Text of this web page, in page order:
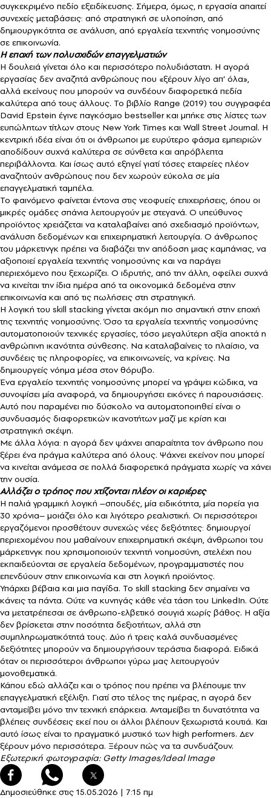
συγκεκριμένο πεδίο εξειδίκευσης. Σήμερα, όμως, η εργασία απαιτεί
συνεχείς μεταβάσεις: από στρατηγική σε υλοποίηση, από
δημιουργικότητα σε ανάλυση, από εργαλεία τεχνητής νοημοσύνης
σε επικοινωνία.
Η εποχή των πολυσχιδών επαγγελματιών
Η δουλειά γίνεται όλο και περισσότερο πολυδιάστατη. Η αγορά
εργασίας δεν αναζητά ανθρώπους που «ξέρουν λίγο απ’ όλα»,
αλλά εκείνους που μπορούν να συνδέουν διαφορετικά πεδία
καλύτερα από τους άλλους. Το βιβλίο Range (2019) του συγγραφέα
David Epstein έγινε παγκόσμιο bestseller και μπήκε στις λίστες των
ευπώλητων τίτλων στους New York Times και Wall Street Journal. Η
κεντρική ιδέα είναι ότι οι άνθρωποι με ευρύτερο φάσμα εμπειριών
αποδίδουν συχνά καλύτερα σε σύνθετα και απρόβλεπτα
περιβάλλοντα. Και ίσως αυτό εξηγεί γιατί τόσες εταιρείες πλέον
αναζητούν ανθρώπους που δεν χωρούν εύκολα σε μία
επαγγελματική ταμπέλα.
Το φαινόμενο φαίνεται έντονα στις νεοφυείς επιχειρήσεις, όπου οι
μικρές ομάδες σπάνια λειτουργούν με στεγανά. Ο υπεύθυνος
προϊόντος χρειάζεται να καταλαβαίνει από σχεδιασμό προϊόντων,
ανάλυση δεδομένων και επιχειρηματική λειτουργία. Ο άνθρωπος
του μάρκετινγκ πρέπει να διαβάζει την απόδοση μιας καμπάνιας, να
αξιοποιεί εργαλεία τεχνητής νοημοσύνης και να παράγει
περιεχόμενο που ξεχωρίζει. Ο ιδρυτής, από την άλλη, οφείλει συχνά
να κινείται την ίδια ημέρα από τα οικονομικά δεδομένα στην
επικοινωνία και από τις πωλήσεις στη στρατηγική.
Η λογική του skill stacking γίνεται ακόμη πιο σημαντική στην εποχή
της τεχνητής νοημοσύνης. Όσο τα εργαλεία τεχνητής νοημοσύνης
αυτοματοποιούν τεχνικές εργασίες, τόσο μεγαλύτερη αξία αποκτά η
ανθρώπινη ικανότητα σύνθεσης. Να καταλαβαίνεις το πλαίσιο, να
συνδέεις τις πληροφορίες, να επικοινωνείς, να κρίνεις. Να
δημιουργείς νόημα μέσα στον θόρυβο.
Ένα εργαλείο τεχνητής νοημοσύνης μπορεί να γράψει κώδικα, να
συνοψίσει μία αναφορά, να δημιουργήσει εικόνες ή παρουσιάσεις.
Αυτό που παραμένει πιο δύσκολο να αυτοματοποιηθεί είναι ο
συνδυασμός διαφορετικών ικανοτήτων μαζί με κρίση και
στρατηγική σκέψη.
Με άλλα λόγια: η αγορά δεν ψάχνει απαραίτητα τον άνθρωπο που
ξέρει ένα πράγμα καλύτερα από όλους. Ψάχνει εκείνον που μπορεί
να κινείται ανάμεσα σε πολλά διαφορετικά πράγματα χωρίς να χάνει
την ουσία.
Αλλάζει ο τρόπος που χτίζονται πλέον οι καριέρες
Η παλιά γραμμική λογική –σπουδές, μία ειδικότητα, μία πορεία για
30 χρόνια– μοιάζει όλο και λιγότερο ρεαλιστική. Οι περισσότεροι
εργαζόμενοι προσθέτουν συνεχώς νέες δεξιότητες: δημιουργοί
περιεχομένου που μαθαίνουν επιχειρηματική σκέψη, άνθρωποι του
μάρκετινγκ που χρησιμοποιούν τεχνητή νοημοσύνη, στελέχη που
εκπαιδεύονται σε εργαλεία δεδομένων, προγραμματιστές που
επενδύουν στην επικοινωνία και στη λογική προϊόντος.
Υπάρχει βέβαια και μια παγίδα. Το skill stacking δεν σημαίνει να
κάνεις τα πάντα. Ούτε να κυνηγάς κάθε νέα τάση του LinkedIn. Ούτε
να μετατρέπεσαι σε άνθρωπο-ελβετικό σουγιά χωρίς βάθος. Η αξία
δεν βρίσκεται στην ποσότητα δεξιοτήτων, αλλά στη
συμπληρωματικότητά τους. Δύο ή τρεις καλά συνδυασμένες
δεξιότητες μπορούν να δημιουργήσουν τεράστια διαφορά. Ειδικά
όταν οι περισσότεροι άνθρωποι γύρω μας λειτουργούν
μονοθεματικά.
Κάπου εδώ αλλάζει και ο τρόπος που πρέπει να βλέπουμε την
επαγγελματική εξέλιξη. Γιατί στο τέλος της ημέρας, η αγορά δεν
ανταμείβει μόνο την τεχνική επάρκεια. Ανταμείβει τη δυνατότητα να
βλέπεις συνδέσεις εκεί που οι άλλοι βλέπουν ξεχωριστά κουτιά. Και
αυτό ίσως είναι το πραγματικό μυστικό των high performers. Δεν
ξέρουν μόνο περισσότερα. Ξέρουν πώς να τα συνδυάζουν.
Εξωτερική φωτογραφία: Getty Images/Ideal Image
Δημοσιεύθηκε στις 15.05.2026 | 7:15 πμ